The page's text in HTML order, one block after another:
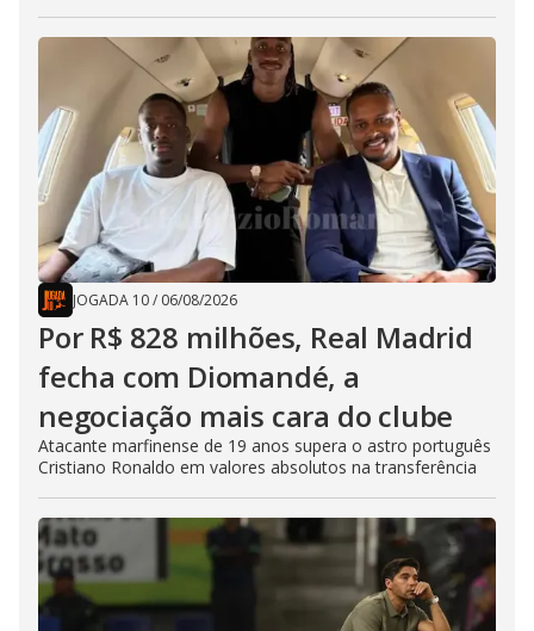
JOGADA 10/ 06/08/2026
Por R$ 828 milhões, Real Madrid
fecha com Diomandé, a
negociação mais cara do clube
Atacante marfinense de 19 anos supera o astro português
Cristiano Ronaldo em valores absolutos na transferência